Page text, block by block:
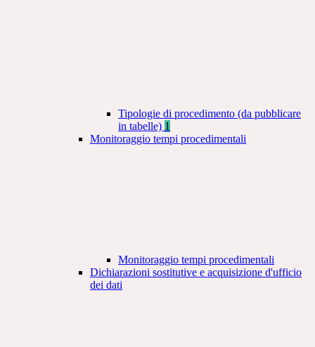
Tipologie di procedimento (da pubblicare
in tabelle) 1
Monitoraggio tempi procedimentali
Monitoraggio tempi procedimentali
Dichiarazioni sostitutive e acquisizione d'ufficio
dei dati